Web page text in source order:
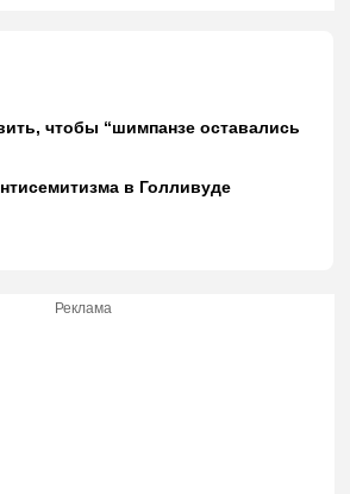
чтобы “шимпанзе оставались
в Голливуде
Реклама